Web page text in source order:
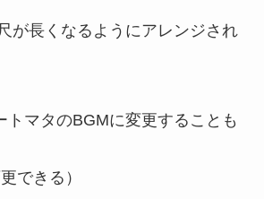
が長くなるようにアレンジされ
トマタのBGMに変更することも
できる）